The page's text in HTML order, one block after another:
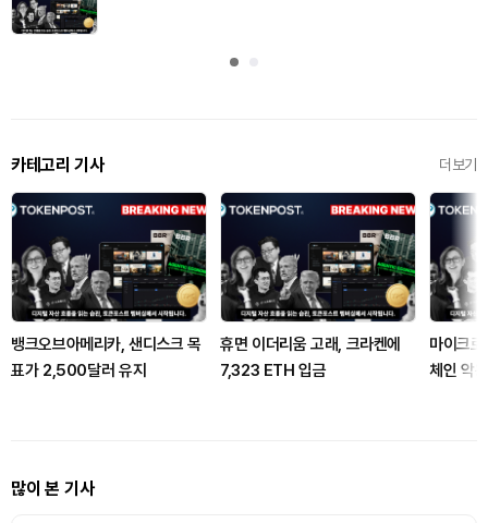
카테고리 기사 더보기
뱅크오브아메리카, 샌디스크 목
표가 2,500달러 유지
휴면 이더리움 고래, 크라켄에
7,323 ETH 입금
마이크
체인 악
많이 본 기사